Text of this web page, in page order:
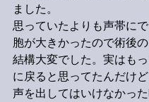
ました。
思っていたよりも声帯に
胞が大きかったので術後
結構大変でした。実はも
に戻ると思ってたんだけ
声を出してはいけなかっ